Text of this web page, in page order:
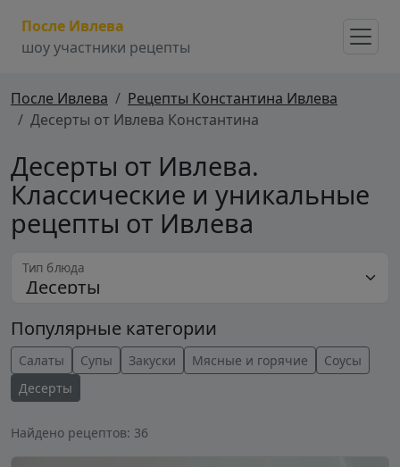
После Ивлева
шоу участники рецепты
После Ивлева
Рецепты Константина Ивлева
Десерты от Ивлева Константина
Десерты от Ивлева.
Классические и уникальные
рецепты от Ивлева
Тип блюда
Популярные категории
Салаты Супы Закуски Мясные и горячие
Соусы
Десерты
Найдено рецептов: 36